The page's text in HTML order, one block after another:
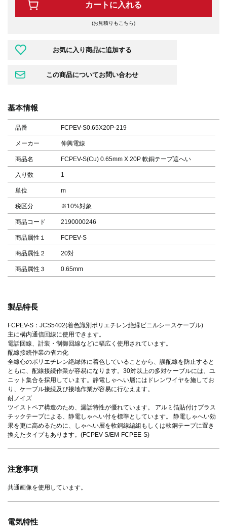
カートに入れる
(お見積りもこちら)
基本情報
品番 FCPEV-S0.65X20P-219
メーカー 伸興電線
商品名 FCPEV-S(Cu) 0.65mm X 20P 軟銅テープ遮へい
入り数 1
単位 m
税区分 ※10%対象
商品コード 2190000246
商品属性１ FCPEV-S
商品属性２ 20対
商品属性３ 0.65mm
製品特長
FCPEV-S：JCS5402(着色識別ポリエチレン絶縁ビニルシースケーブル)
主に構内通信回線に使用できます。
電話回線、計装・制御回線などに幅広く使用されています。
配線接続作業の省力化
全線心のポリエチレン絶縁体に着色していることから、誤配線を防止すると
ともに、配線接続作業が容易になります。30対以上の多対ケーブルには、ユ
ニット集合を採用しています。静電しゃへい層にはドレンワイヤを施してお
り、ケーブル接続及び接地作業が容易に行なえます。
耐ノイズ
ツイストペア構造のため、漏話特性が優れています。 アルミ箔貼付けプラス
チックテープによる、静電しゃへい付を標準としています。 静電しゃへい効
果を更に高めるために、しゃへい層を軟銅線編組もしくは軟銅テープに置き
換えたタイプもあります。(FCPEV-S/EM-FCPEE-S)
注意事項
共通画像を使用しています。
電気特性